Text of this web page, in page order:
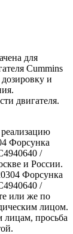
для
Cummins
и
двигателя.
Форсунка
/
и России.
Форсунка
/
или же по
лицом.
лицам, просьба